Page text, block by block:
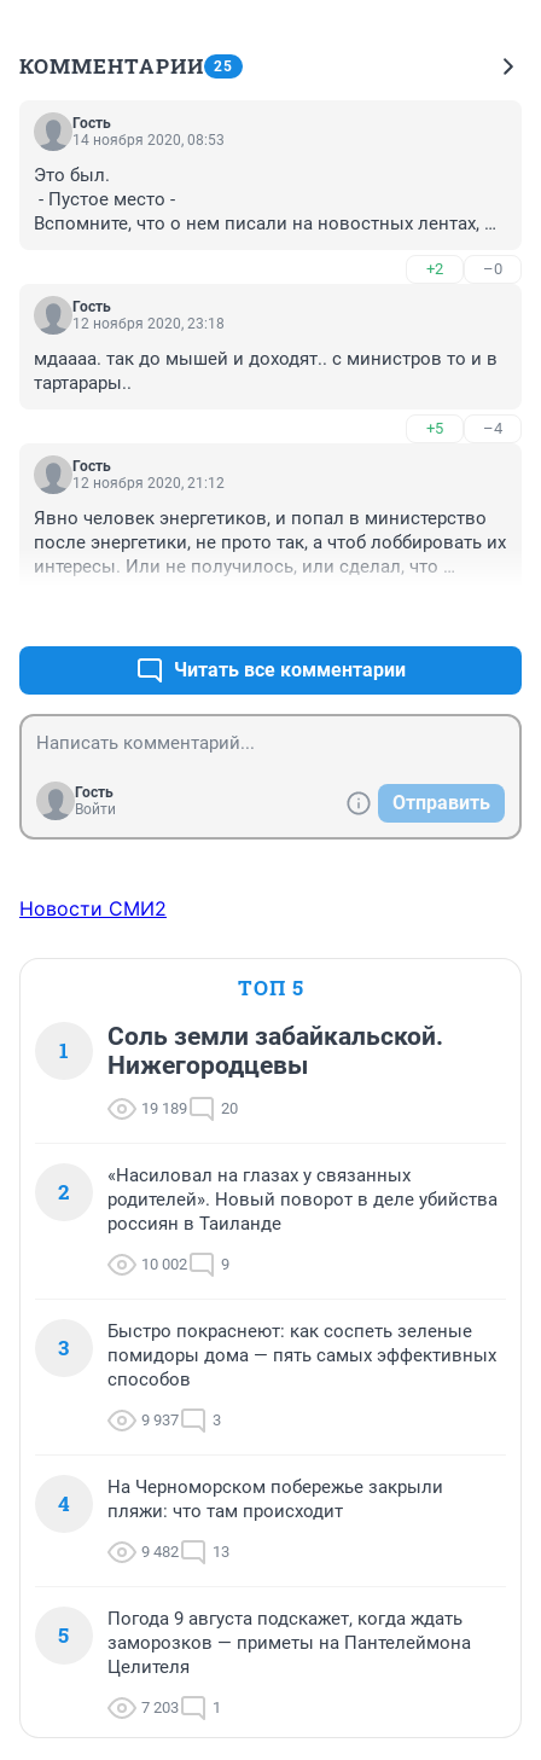
КОММЕНТАРИИ 25
Гость
14 ноября 2020, 08:53
Это был.
- Пустое место -
Вспомните, что о нем писали на новостных лентах,
+2 –0
Гость
12 ноября 2020, 23:18
мдаааа. так до мышей и доходят.. с министров то и в
тартарары..
+5 –4
Гость
12 ноября 2020, 21:12
Явно человек энергетиков, и попал в министерство
после энергетики, не прото так, а чтоб лоббировать их
интересы. Или не получилось, или сделал, что
где решаются вопросы строек на большие
бюджетные деньги, всегда будут чьи то нужные люди.
Читать все комментарии
Гость
Войти
Отправить
Новости СМИ2
ТОП 5
1
Соль земли забайкальской.
Нижегородцевы
19 189 20
2
«Насиловал на глазах у связанных
родителей». Новый поворот в деле убийства
россиян в Таиланде
10 002 9
3
Быстро покраснеют: как соспеть зеленые
помидоры дома — пять самых эффективных
способов
9 937 3
4
На Черноморском побережье закрыли
пляжи: что там происходит
9 482 13
5
Погода 9 августа подскажет, когда ждать
заморозков — приметы на Пантелеймона
Целителя
7 203 1